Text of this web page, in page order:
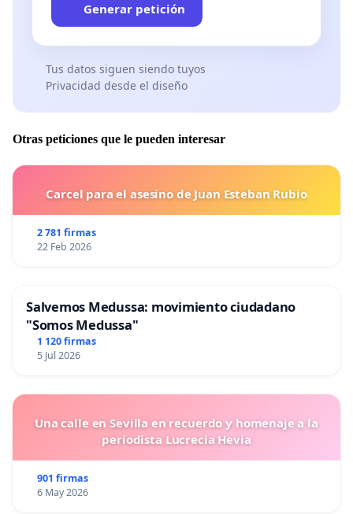
Generar petición
Tus datos siguen siendo tuyos
Privacidad desde el diseño
Otras peticiones que le pueden interesar
Carcel para el asesino de Juan Esteban Rubio
2 781 firmas
22 Feb 2026
Salvemos Medussa: movimiento ciudadano
"Somos Medussa"
1 120 firmas
5 Jul 2026
Una calle en Sevilla en recuerdo y homenaje a la
periodista Lucrecia Hevia
901 firmas
6 May 2026